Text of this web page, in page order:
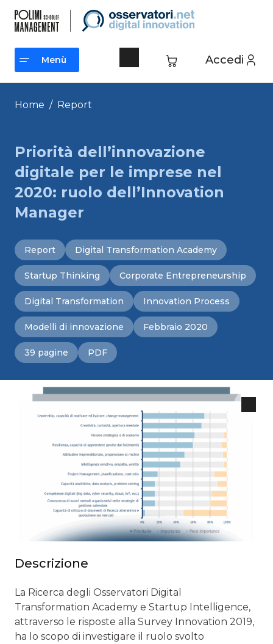
contenuto
Accedi
Menù
Menù
Home / Report
Priorità dell’innovazione
digitale per le imprese nel
2020: ruolo dell’Innovation
Manager
Report Digital Transformation Academy
Startup Thinking Corporate Entrepreneurship
Digital Transformation Innovation Process
Modelli di innovazione Febbraio 2020
39 pagine PDF
Descrizione
La Ricerca degli Osservatori Digital
Transformation Academy e Startup Intelligence,
attraverso le risposte alla Survey Innovation 2019,
ha lo scopo di investigare il ruolo svolto